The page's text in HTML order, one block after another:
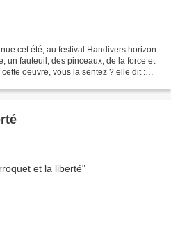
cet été, au festival Handivers horizon.
un fauteuil, des pinceaux, de la force et
oeuvre, vous la sentez ? elle dit :